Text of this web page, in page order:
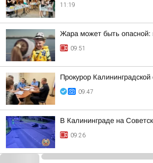
11:19
Жара может быть опасной:
09:51
Прокурор
09:47
В Калининграде на
09:26